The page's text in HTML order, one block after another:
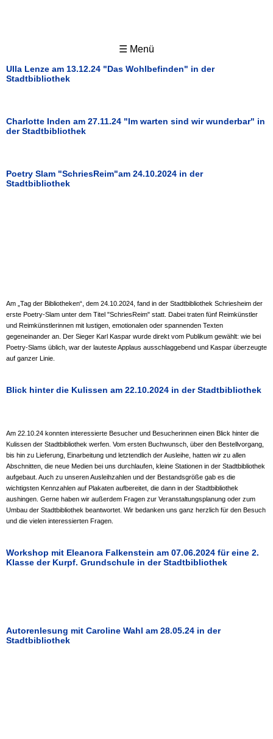
☰ Menü
Ulla Lenze am 13.12.24 "Das Wohlbefinden" in der
Stadtbibliothek
Charlotte Inden am 27.11.24 "Im warten sind wir wunderbar" in
der Stadtbibliothek
Poetry Slam "SchriesReim"am 24.10.2024 in der
Stadtbibliothek
Am „Tag der Bibliotheken“, dem 24.10.2024, fand in der Stadtbibliothek Schriesheim der
erste Poetry-Slam unter dem Titel "SchriesReim" statt. Dabei traten fünf Reimkünstler
und Reimkünstlerinnen mit lustigen, emotionalen oder spannenden Texten
gegeneinander an. Der Sieger Karl Kaspar wurde direkt vom Publikum gewählt: wie bei
Poetry-Slams üblich, war der lauteste Applaus ausschlaggebend und Kaspar überzeugte
auf ganzer Linie.
Blick hinter die Kulissen am 22.10.2024 in der Stadtbibliothek
Am 22.10.24 konnten interessierte Besucher und Besucherinnen einen Blick hinter die
Kulissen der Stadtbibliothek werfen. Vom ersten Buchwunsch, über den Bestellvorgang,
bis hin zu Lieferung, Einarbeitung und letztendlich der Ausleihe, hatten wir zu allen
Abschnitten, die neue Medien bei uns durchlaufen, kleine Stationen in der Stadtbibliothek
aufgebaut. Auch zu unseren Ausleihzahlen und der Bestandsgröße gab es die
wichtigsten Kennzahlen auf Plakaten aufbereitet, die dann in der Stadtbibliothek
aushingen. Gerne haben wir außerdem Fragen zur Veranstaltungsplanung oder zum
Umbau der Stadtbibliothek beantwortet. Wir bedanken uns ganz herzlich für den Besuch
und die vielen interessierten Fragen.
Workshop mit Eleanora Falkenstein am 07.06.2024 für eine 2.
Klasse der Kurpf. Grundschule in der Stadtbibliothek
Autorenlesung mit Caroline Wahl am 28.05.24 in der
Stadtbibliothek